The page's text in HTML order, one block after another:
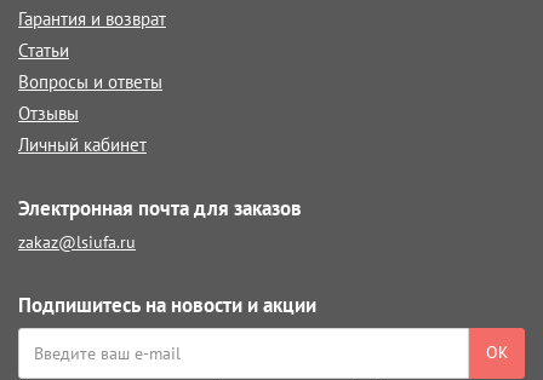
Гарантия и возврат
Статьи
Вопросы и ответы
Отзывы
Личный кабинет
Электронная почта для заказов
zakaz@lsiufa.ru
Подпишитесь на новости и акции
ОК